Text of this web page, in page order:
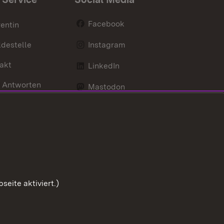
Antworten
Facebook
Instagram
LinkedIn
Mastodon
aktiviert.)